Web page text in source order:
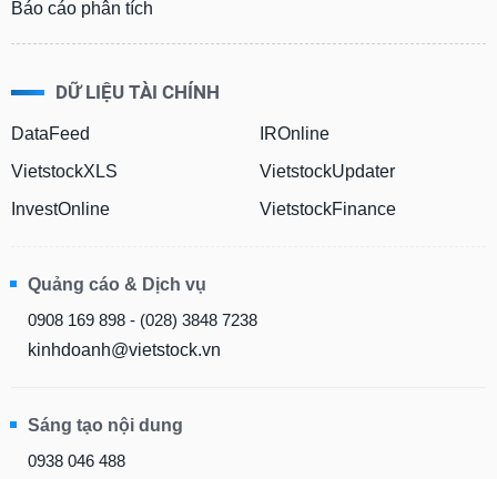
Báo cáo phân tích
DỮ LIỆU TÀI CHÍNH
DataFeed
VietstockXLS
InvestOnline
IROnline
VietstockUpdater
VietstockFinance
Quảng cáo & Dịch vụ
0908 169 898 - (028) 3848 7238
kinhdoanh@vietstock.vn
Sáng tạo nội dung
0938 046 488